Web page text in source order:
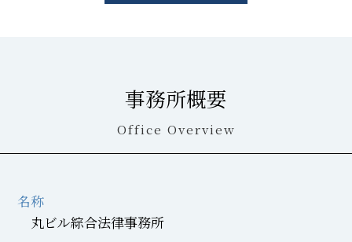
事務所概要
Office Overview
名称
丸ビル綜合法律事務所